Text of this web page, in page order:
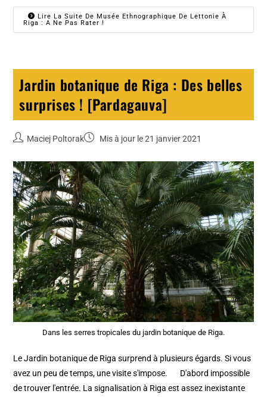
Lire La Suite De Musée Ethnographique De Lettonie À
Riga : A Ne Pas Rater !
Jardin botanique de Riga : Des belles
surprises ! [Pardagauva]
Maciej Poltorak Mis à jour le 21 janvier 2021
Dans les serres tropicales du jardin botanique de Riga.
Le Jardin botanique de Riga surprend à plusieurs égards. Si vous
avez un peu de temps, une visite s'impose. D'abord impossible
de trouver l'entrée. La signalisation à Riga est assez inexistante